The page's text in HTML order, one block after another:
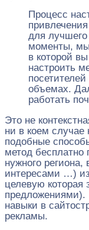
Процесс
для
моменты, мы
в которой
настроить
объемах.
работать
Это не
ни в коем
подобные
метод бесплатно
нужного
интересами …)
целевую которая
предложениями).
навыки в
рекламы.